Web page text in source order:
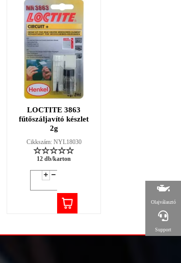
LOCTITE 3863
fűtőszáljavító készlet
2g
Cikkszám: NYL18030
12 db/karton
Olajválasztó
Support